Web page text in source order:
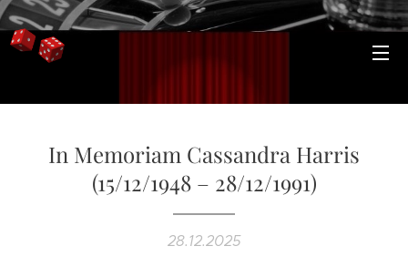
In Memoriam Cassandra Harris
(15/12/1948 – 28/12/1991)
28.12.2025